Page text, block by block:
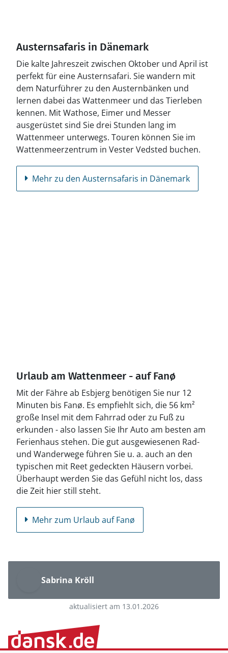
Austernsafaris in Dänemark
Die kalte Jahreszeit zwischen Oktober und April ist
perfekt für eine Austernsafari. Sie wandern mit
dem Naturführer zu den Austernbänken und
lernen dabei das Wattenmeer und das Tierleben
kennen. Mit Wathose, Eimer und Messer
ausgerüstet sind Sie drei Stunden lang im
Wattenmeer unterwegs. Touren können Sie im
Wattenmeerzentrum in Vester Vedsted buchen.
Mehr zu den Austernsafaris in Dänemark
Urlaub am Wattenmeer - auf Fanø
Mit der Fähre ab Esbjerg benötigen Sie nur 12
Minuten bis Fanø. Es empfiehlt sich, die 56 km²
große Insel mit dem Fahrrad oder zu Fuß zu
erkunden - also lassen Sie Ihr Auto am besten am
Ferienhaus stehen. Die gut ausgewiesenen Rad-
und Wanderwege führen Sie u. a. auch an den
typischen mit Reet gedeckten Häusern vorbei.
Überhaupt werden Sie das Gefühl nicht los, dass
die Zeit hier still steht.
Mehr zum Urlaub auf Fanø
Sabrina Kröll
aktualisiert am 13.01.2026